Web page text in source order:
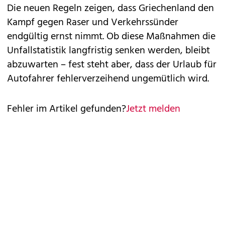
Die neuen Regeln zeigen, dass Griechenland den
Kampf gegen Raser und Verkehrssünder
endgültig ernst nimmt. Ob diese Maßnahmen die
Unfallstatistik langfristig senken werden, bleibt
abzuwarten – fest steht aber, dass der Urlaub für
Autofahrer fehlerverzeihend ungemütlich wird.
Fehler im Artikel gefunden?Jetzt melden